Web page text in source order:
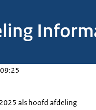
als hoofd afdeling